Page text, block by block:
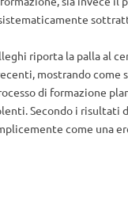
riporta la palla al
mostrando come
di formazione
Secondo i risultati
come una